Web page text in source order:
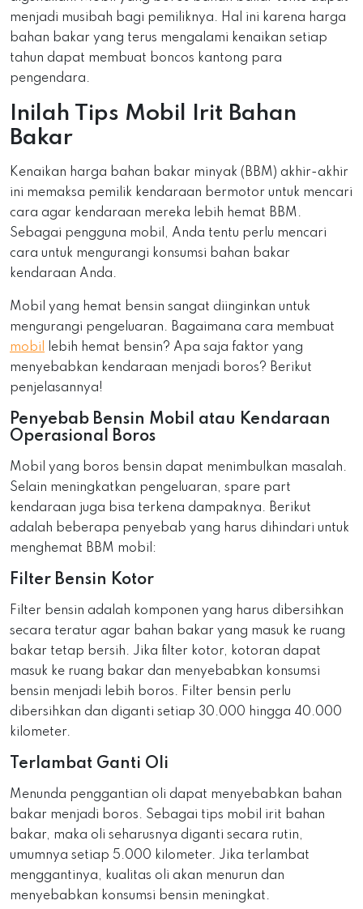
menjadi musibah bagi pemiliknya. Hal ini karena harga
bahan bakar yang terus mengalami kenaikan setiap
tahun dapat membuat boncos kantong para
pengendara.
Inilah Tips Mobil Irit Bahan
Bakar
Kenaikan harga bahan bakar minyak (BBM) akhir-akhir
ini memaksa pemilik kendaraan bermotor untuk mencari
cara agar kendaraan mereka lebih hemat BBM.
Sebagai pengguna mobil, Anda tentu perlu mencari
cara untuk mengurangi konsumsi bahan bakar
kendaraan Anda.
Mobil yang hemat bensin sangat diinginkan untuk
mengurangi pengeluaran. Bagaimana cara membuat
mobil
lebih hemat bensin? Apa saja faktor yang
menyebabkan kendaraan menjadi boros? Berikut
penjelasannya!
Penyebab Bensin Mobil atau Kendaraan
Operasional Boros
Mobil yang boros bensin dapat menimbulkan masalah.
Selain meningkatkan pengeluaran, spare part
kendaraan juga bisa terkena dampaknya. Berikut
adalah beberapa penyebab yang harus dihindari untuk
menghemat BBM mobil:
Filter Bensin Kotor
Filter bensin adalah komponen yang harus dibersihkan
secara teratur agar bahan bakar yang masuk ke ruang
bakar tetap bersih. Jika filter kotor, kotoran dapat
masuk ke ruang bakar dan menyebabkan konsumsi
bensin menjadi lebih boros. Filter bensin perlu
dibersihkan dan diganti setiap 30.000 hingga 40.000
kilometer.
Terlambat Ganti Oli
Menunda penggantian oli dapat menyebabkan bahan
bakar menjadi boros. Sebagai tips mobil irit bahan
bakar, maka oli seharusnya diganti secara rutin,
umumnya setiap 5.000 kilometer. Jika terlambat
menggantinya, kualitas oli akan menurun dan
menyebabkan konsumsi bensin meningkat.